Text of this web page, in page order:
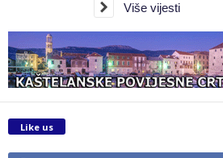
Više vijesti
Like us